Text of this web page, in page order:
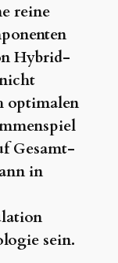
reine
Hybrid-
optimalen
Gesamt-
in
sein.